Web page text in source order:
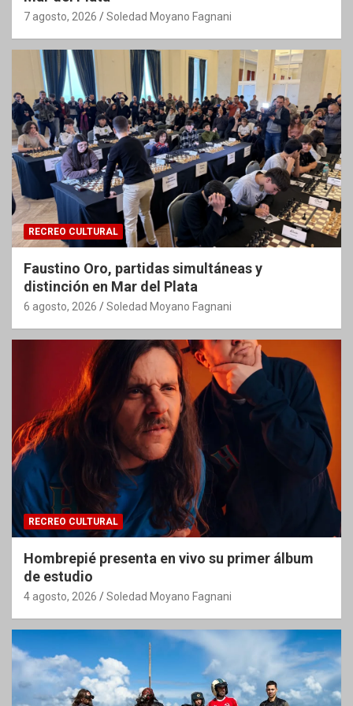
7 agosto, 2026 Soledad Moyano Fagnani
RECREO CULTURAL
Faustino Oro, partidas simultáneas y
distinción en Mar del Plata
6 agosto, 2026 Soledad Moyano Fagnani
RECREO CULTURAL
Hombrepié presenta en vivo su primer álbum
de estudio
4 agosto, 2026 Soledad Moyano Fagnani